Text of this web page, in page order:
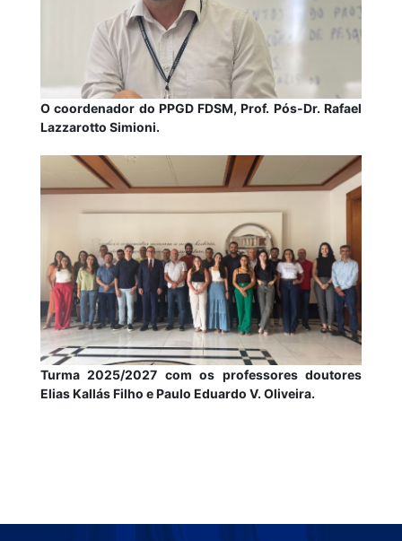
O coordenador do PPGD FDSM, Prof. Pós-Dr. Rafael
Lazzarotto Simioni.
Turma 2025/2027 com os professores doutores
Elias Kallás Filho e Paulo Eduardo V. Oliveira.